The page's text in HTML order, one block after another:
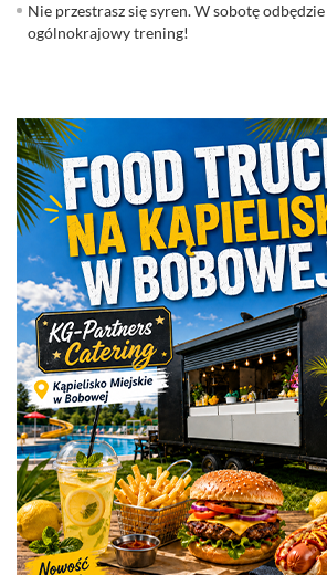
Nie przestrasz się syren. W sobotę odbędzie
ogólnokrajowy trening!